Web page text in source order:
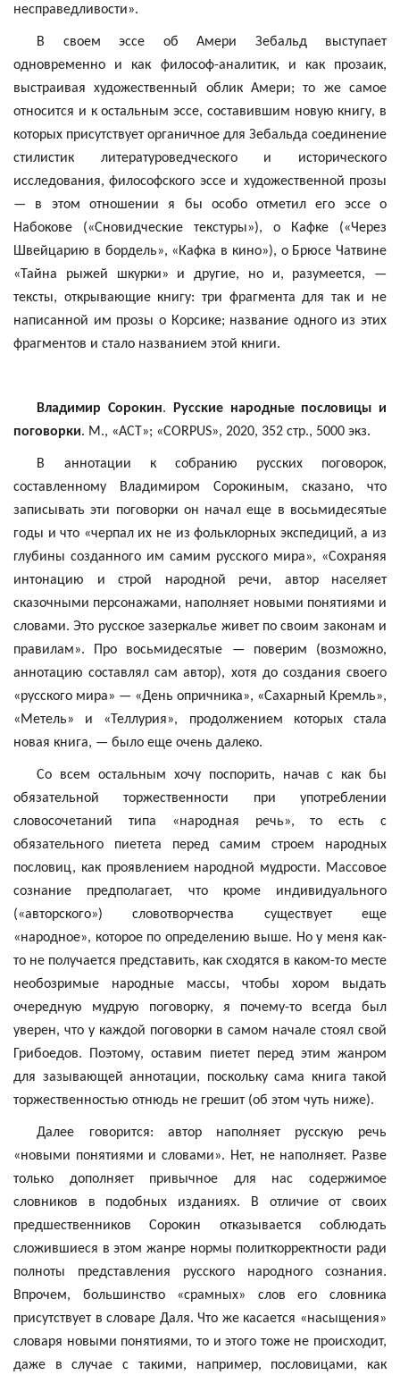
несправедливости».
В своем эссе обАмери Зебальдвыступает
одновременно и как философ-аналитик, и как прозаик,
выстраивая художественный облик Амери; то же самое
относится и к остальным эссе, составившим новую книгу, в
которых присутствует органичное для Зебальда соединение
стилистик литературоведческого и исторического
исследования, философского эссе и художественной прозы
— в этом отношении я бы особо отметил его эссе о
Набокове («Сновидческие текстуры»), о Кафке («Через
Швейцарию в бордель», «Кафка в кино»), о Брюсе Чатвине
«Тайна рыжей шкурки» и другие, но и, разумеется, —
тексты, открывающие книгу: три фрагмента для так и не
написанной им прозы о Корсике; название одного из этих
фрагментов и стало названием этой книги.
Владимир Сорокин.
Русские народные пословицы и
поговорки. М., «АСТ»; «CORPUS», 2020, 352 стр., 5000 экз.
В аннотации к собранию русских поговорок,
составленному Владимиром Сорокиным, сказано, что
записывать эти поговорки он начал еще в восьмидесятые
годы и что «черпал их не из фольклорных экспедиций, а из
глубины созданного им самим русского мира», «Сохраняя
интонацию и строй народной речи, автор населяет
сказочными персонажами, наполняет новыми понятиями и
словами. Это русское зазеркалье живет по своим законам и
правилам». Про восьмидесятые — поверим (возможно,
аннотацию составлял сам автор), хотя до создания своего
«русского мира» — «День опричника», «Сахарный Кремль»,
«Метель» и «Теллурия», продолжением которых стала
новая книга, — было еще очень далеко.
Со всем остальным хочу поспорить, начав с как бы
обязательной торжественности при употреблении
словосочетаний типа «народная речь», то есть с
обязательного пиетета перед самим строем народных
пословиц, как проявлением народной мудрости. Массовое
сознание предполагает, что кроме индивидуального
(«авторского») словотворчества существует еще
«народное», которое по определению выше. Но у меня как-
то не получается представить, как сходятся в каком-то месте
необозримые народные массы, чтобы хором выдать
очередную мудрую поговорку, я почему-то всегда был
уверен, что у каждой поговорки в самом начале стоял свой
Грибоедов. Поэтому, оставим пиетет перед этим жанром
для зазывающей аннотации, поскольку сама книга такой
торжественностью отнюдь не грешит (об этом чуть ниже).
Далее говорится: автор наполняет русскую речь
«новыми понятиями и словами». Нет, не наполняет. Разве
только дополняет привычное для нас содержимое
словников в подобных изданиях. В отличие от своих
предшественников Сорокин отказывается соблюдать
сложившиеся в этом жанре нормы политкорректности ради
полноты представления русского народного сознания.
Впрочем, большинство «срамных» слов его словника
присутствует в словаре Даля. Что же касается «насыщения»
словаря новыми понятиями, то и этого тоже не происходит,
даже в случае с такими, например, пословицами, как